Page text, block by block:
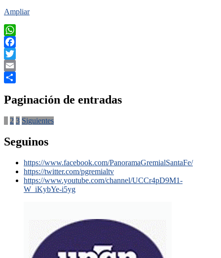
Ampliar
WhatsApp
Facebook
Twitter
Email
Paginación de entradas
2 3 Siguientes
Seguinos
https://www.facebook.com/PanoramaGremialSantaFe/
https://twitter.com/pgremialtv
https://www.youtube.com/channel/UCCr4pD9M1-
W_iKybYe-i5yg